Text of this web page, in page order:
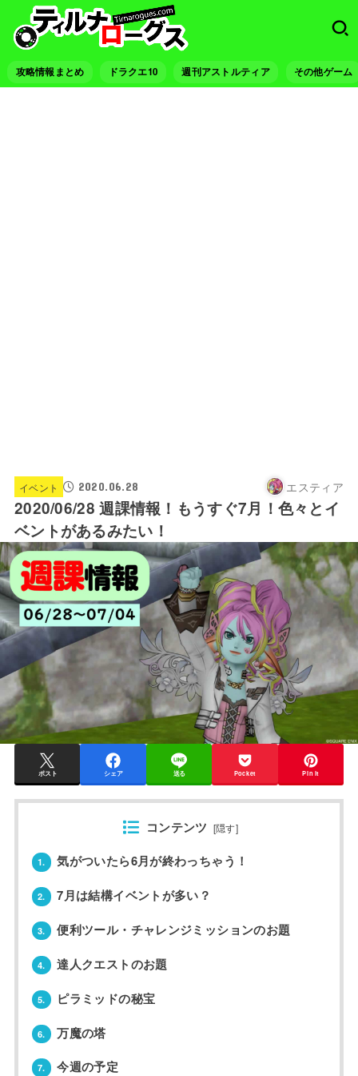
攻略情報まとめ ドラクエ10 週刊アストルティア その他ゲーム
イベント 2020.06.28 エスティア
2020/06/28 週課情報！もうすぐ7月！色々とイ
ベントがあるみたい！
ポスト シェア 送る Pocket Pin it
コンテンツ [隠す]
1. 気がついたら6月が終わっちゃう！
2. 7月は結構イベントが多い？
3. 便利ツール・チャレンジミッションのお題
4. 達人クエストのお題
5. ピラミッドの秘宝
6. 万魔の塔
7. 今週の予定